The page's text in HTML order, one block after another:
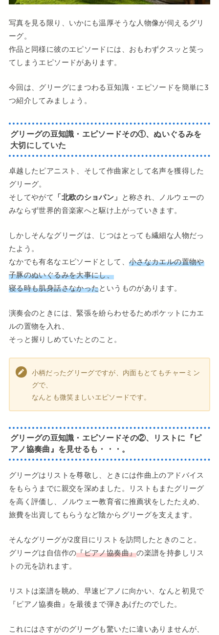
写真を見る限り、いかにも温厚そうな人物像が伺えるグリ
ーグ。
作品と同様に彼のエピソードには、おもわずクスッと笑っ
てしまうエピソードがあります。
今回は、グリーグにまつわる豆知識・エピソードを簡単に3
つ紹介してみましょう。
グリーグの豆知識・エピソードその①、ぬいぐるみを
大切にしていた
卓越したピアニスト、そして作曲家として名声を獲得した
グリーグ。
そしてやがて 「北欧のショパン」 と称され、ノルウェーの
みならず世界的音楽家へと駆け上がっていきます。
しかしそんなグリーグは、じつはとっても繊細な人物だっ
たよう。
なかでも有名なエピソードとして、 小さなカエルの置物や
子豚のぬいぐるみを大事にし、
寝る時も肌身話さなかったというものがあります。
演奏会のときには、緊張を紛らわせるためポケットにカエ
ルの置物を入れ、
そっと握りしめていたとのこと。
小柄だったグリーグですが、内面もとてもチャーミン
グで、
なんとも微笑ましいエピソードです。
グリーグの豆知識・エピソードその②、リストに『ピ
アノ協奏曲』を見せるも・・・。
グリーグはリストを尊敬し、ときには作曲上のアドバイス
をもらうまでに親交を深めました。リストもまたグリーグ
を高く評価し、ノルウェー教育省に推薦状をしたたえめ、
旅費を出資してもらうなど陰からグリーグを支えます。
そんなグリーグが2度目にリストを訪問したときのこと。
グリーグは自信作の『ピアノ協奏曲』の楽譜を持参しリス
トの元を訪れます。
リストは楽譜を眺め、早速ピアノに向かい、なんと初見で
『ピアノ協奏曲』を最後まで弾きあげたのでした。
これにはさすがのグリーグも驚いたに違いありませんが、